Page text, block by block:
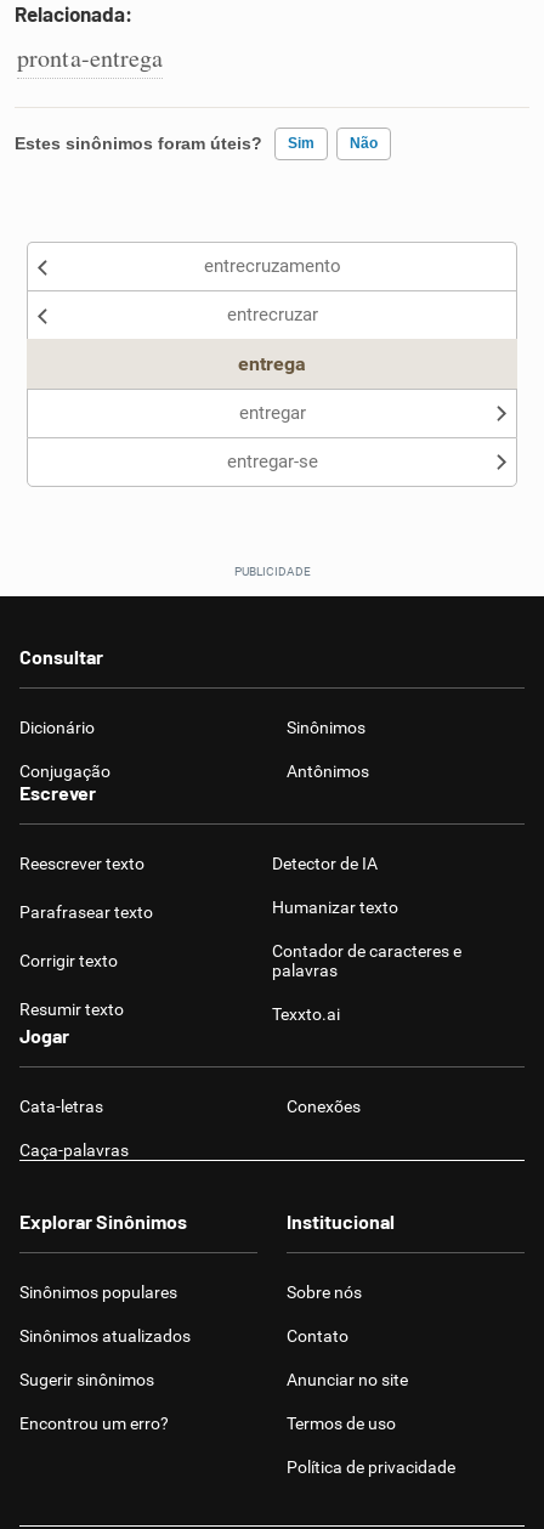
Relacionada:
pronta-entrega
Estes sinônimos foram úteis? Sim Não
Nenhum dos sinônimos apresentados me ajudou
entrecruzamento
entrecruzar
entrega
entregar
entregar-se
Consultar
Dicionário Sinônimos
Conjugação Antônimos
Escrever
Reescrever texto
Parafrasear texto
Corrigir texto
Resumir texto
Detector de IA
Humanizar texto
Contador de caracteres e
palavras
Texxto.ai
Jogar
Cata-letras Conexões
Caça-palavras
Explorar Sinônimos
Sinônimos populares
Sinônimos atualizados
Sugerir sinônimos
Encontrou um erro?
Institucional
Sobre nós
Contato
Anunciar no site
Termos de uso
Política de privacidade